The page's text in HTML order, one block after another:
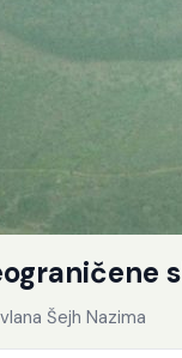
Šejh Nazima